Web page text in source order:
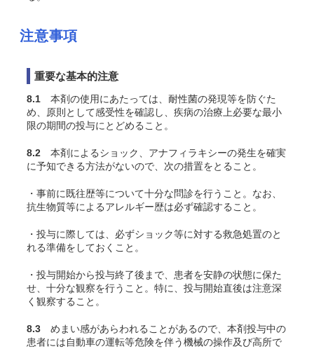
注意事項
重要な基本的注意
8.1 本剤の使用にあたっては、耐性菌の発現等を防ぐた
め、原則として感受性を確認し、疾病の治療上必要な最小
限の期間の投与にとどめること。
8.2 本剤によるショック、アナフィラキシーの発生を確実
に予知できる方法がないので、次の措置をとること。
・事前に既往歴等について十分な問診を行うこと。なお、
抗生物質等によるアレルギー歴は必ず確認すること。
・投与に際しては、必ずショック等に対する救急処置のと
れる準備をしておくこと。
・投与開始から投与終了後まで、患者を安静の状態に保た
せ、十分な観察を行うこと。特に、投与開始直後は注意深
く観察すること。
8.3 めまい感があらわれることがあるので、本剤投与中の
患者には自動車の運転等危険を伴う機械の操作及び高所で